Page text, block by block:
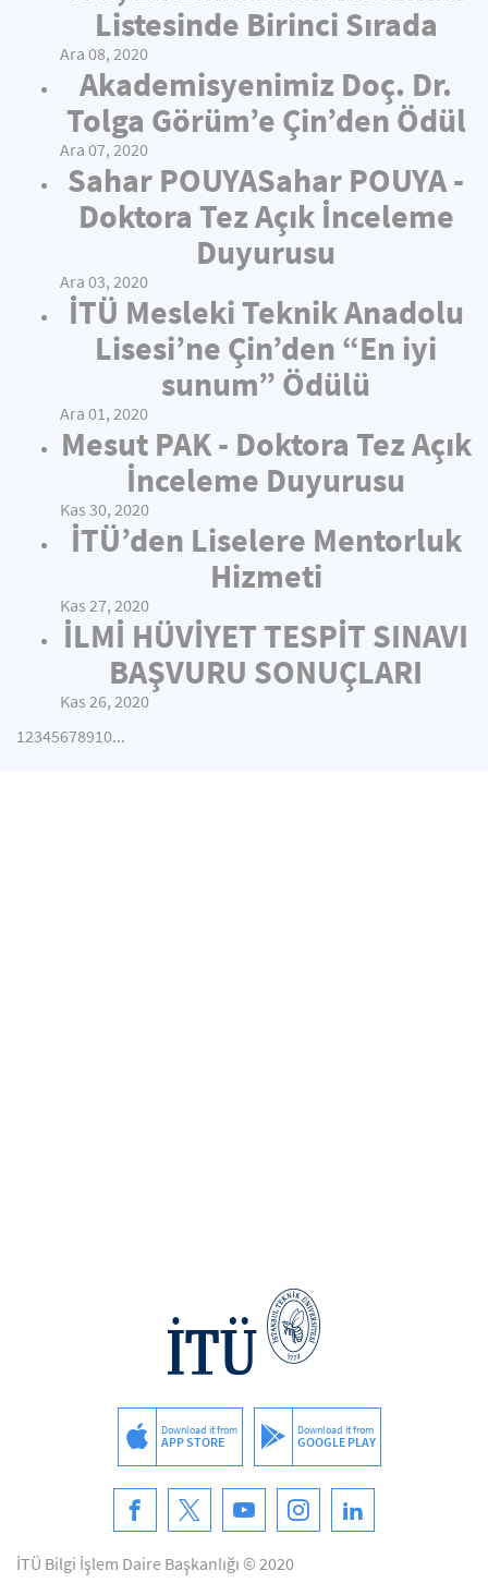
Listesinde Birinci Sırada
Ara 08, 2020
Akademisyenimiz Doç. Dr.
Tolga Görüm’e Çin’den Ödül
Ara 07, 2020
Sahar POUYASahar POUYA -
Doktora Tez Açık İnceleme
Duyurusu
Ara 03, 2020
İTÜ Mesleki Teknik Anadolu
Lisesi’ne Çin’den “En iyi
sunum” Ödülü
Ara 01, 2020
Mesut PAK - Doktora Tez Açık
İnceleme Duyurusu
Kas 30, 2020
İTÜ’den Liselere Mentorluk
Hizmeti
Kas 27, 2020
İLMİ HÜVİYET TESPİT SINAVI
BAŞVURU SONUÇLARI
Kas 26, 2020
12345678910...
Download it from
APP STORE
Download it from
GOOGLE PLAY
İTÜ Bilgi İşlem Daire Başkanlığı © 2020